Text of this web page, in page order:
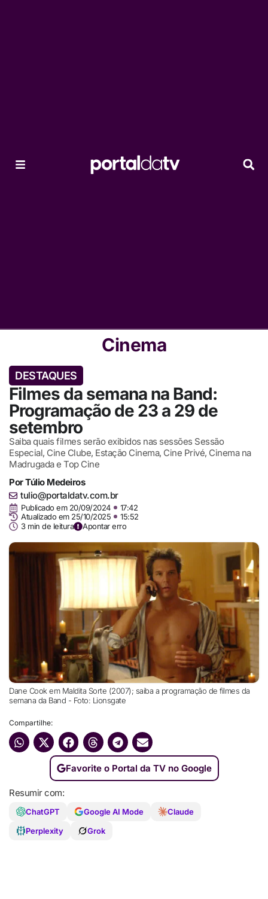
Cinema
DESTAQUES
Filmes da semana na Band:
Programação de 23 a 29 de
setembro
Saiba quais filmes serão exibidos nas sessões Sessão
Especial, Cine Clube, Estação Cinema, Cine Privé, Cinema na
Madrugada e Top Cine
PorTúlio Medeiros
tulio@portaldatv.com.br
Publicado em 20/09/2024
17:42
Atualizado em 25/10/2025
15:52
3 min de leitura
Apontar erro
Dane Cook em Maldita Sorte (2007); saiba a programação de filmes da
semana da Band - Foto: Lionsgate
Compartilhe:
Favorite o Portal da TV no Google
Resumir com:
ChatGPT Google AI Mode
Claude
Perplexity
Grok